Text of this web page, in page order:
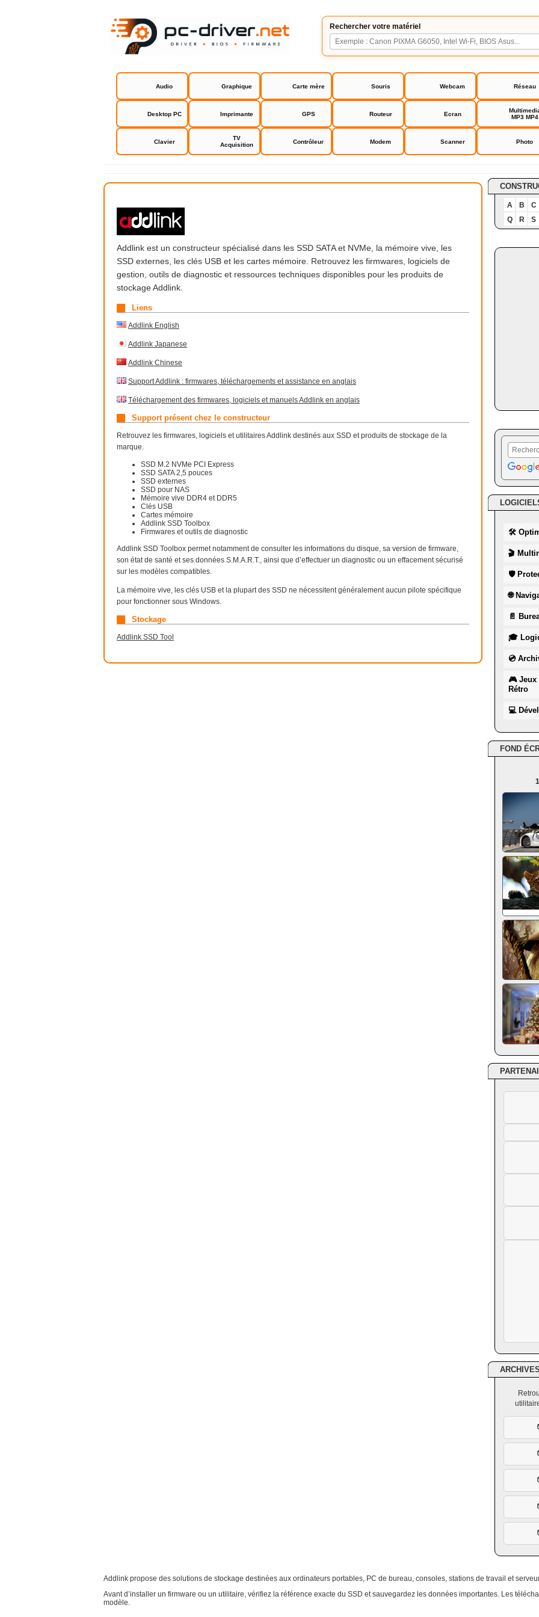
Rechercher votre matériel
Audio Graphique Carte mère Souris Webcam Réseau
Desktop PC Imprimante GPS Routeur Ecran
MP3 MP4
Clavier
TV
Acquisition
Contrôleur Modem Scanner Photo
Addlink
Addlink est un constructeur spécialisé dans les SSD SATA et NVMe, la mémoire vive, les
SSD externes, les clés USB et les cartes mémoire. Retrouvez les firmwares, logiciels de
gestion, outils de diagnostic et ressources techniques disponibles pour les produits de
stockage Addlink.
Liens
Addlink English
Addlink Japanese
Addlink Chinese
Support Addlink : firmwares, téléchargements et assistance en anglais
Téléchargement des firmwares, logiciels et manuels Addlink en anglais
Support présent chez le constructeur
Retrouvez les firmwares, logiciels et utilitaires Addlink destinés aux SSD et produits de stockage de la
marque.
SSD M.2 NVMe PCI Express
SSD SATA 2,5 pouces
SSD externes
SSD pour NAS
Mémoire vive DDR4 et DDR5
Clés USB
Cartes mémoire
Addlink SSD Toolbox
Firmwares et outils de diagnostic
Addlink SSD Toolbox permet notamment de consulter les informations du disque, sa version de firmware,
son état de santé et ses données S.M.A.R.T., ainsi que d’effectuer un diagnostic ou un effacement sécurisé
sur les modèles compatibles.
La mémoire vive, les clés USB et la plupart des SSD ne nécessitent généralement aucun pilote spécifique
pour fonctionner sous Windows.
Stockage
Addlink SSD Tool
A B
C
Q
R S
🛠
🎬
🛡
🌐
📄
🎓
💿
🎮 Jeux
Rétro
💻
FOND
Addlink propose des solutions de stockage destinées aux ordinateurs portables, PC de bureau, consoles, stations de travail et
Avant d’installer un firmware ou un utilitaire, vérifiez la référence exacte du SSD et sauvegardez les données importantes. Les
modèle.